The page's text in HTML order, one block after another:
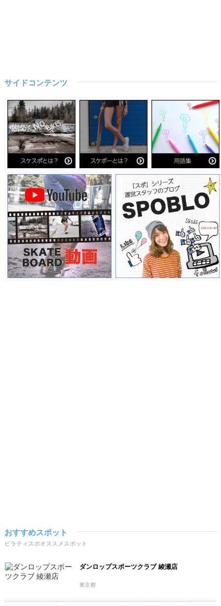
サイドコンテンツ
おすすめスポット
ピラティスポオススメスポット
ダンロップスポーツクラブ 綾瀬店
東京都